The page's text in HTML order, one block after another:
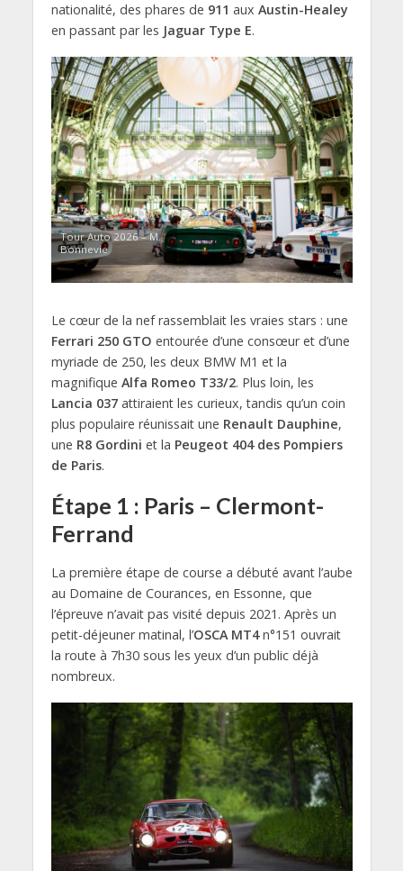
nationalité, des phares de 911 aux Austin-Healey
en passant par les Jaguar Type E.
Tour Auto 2026 – M.
Bonnevie
Le cœur de la nef rassemblait les vraies stars : une
Ferrari 250 GTO entourée d’une consœur et d’une
myriade de 250, les deux BMW M1 et la
magnifique Alfa Romeo T33/2. Plus loin, les
Lancia 037attiraient les curieux, tandis qu’un coin
plus populaire réunissait une Renault Dauphine,
une R8 Gordini et la Peugeot 404 des Pompiers
de Paris.
Étape 1 : Paris – Clermont-
Ferrand
La première étape de course a débuté avant l’aube
au Domaine de Courances, en Essonne, que
l’épreuve n’avait pas visité depuis 2021. Après un
petit-déjeuner matinal, l’OSCA MT4n°151 ouvrait
la route à 7h30 sous les yeux d’un public déjà
nombreux.